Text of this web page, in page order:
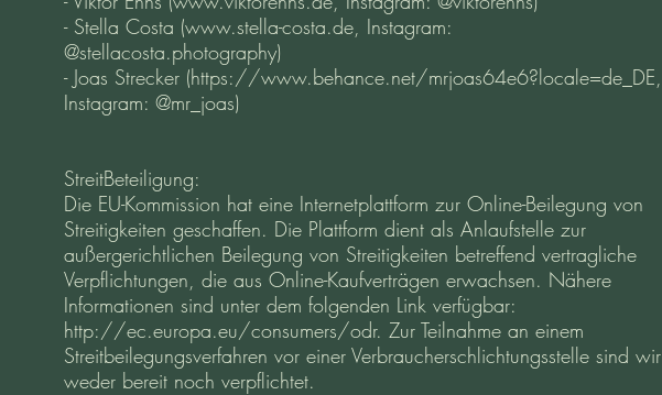
- Stella Costa (www.stella-costa.de, Instagram:
@stellacosta.photography)
- Joas Strecker (https://www.behance.net/mrjoas64e6?locale=de_DE,
Instagram: @mr_joas)
StreitBeteiligung:
Die EU-Kommission hat eine Internetplattform zur Online-Beilegung von
Streitigkeiten geschaffen. Die Plattform dient als Anlaufstelle zur
außergerichtlichen Beilegung von Streitigkeiten betreffend vertragliche
Verpflichtungen, die aus Online-Kaufverträgen erwachsen. Nähere
Informationen sind unter dem folgenden Link verfügbar:
http://ec.europa.eu/consumers/odr. Zur Teilnahme an einem
Streitbeilegungsverfahren vor einer Verbraucherschlichtungsstelle sind wir
weder bereit noch verpflichtet.